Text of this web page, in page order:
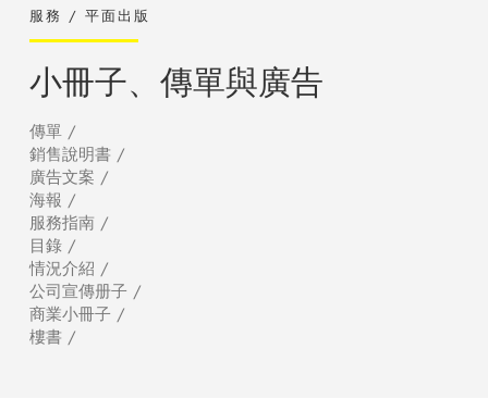
服務 / 平面出版
小冊子、傳單與廣告
傳單 /
銷售說明書 /
廣告文案 /
海報 /
服務指南 /
目錄 /
情況介紹 /
公司宣傳册子 /
商業小冊子 /
樓書 /